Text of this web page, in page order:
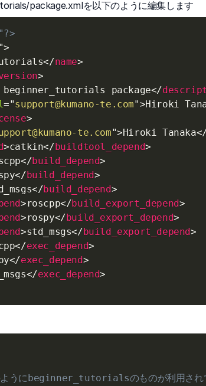
package.xmlを以下のように編集します
">
</name>
>
beginner_tutorials package</
="support@kumano-te.com">Hiroki
>
te.com">Hiroki Tanaka
>catkin</ buildtool_depend>
</build_depend>
</ build_depend>
</build_depend>
>roscpp</build_export_depend>
>rospy</ build_export_depend>
>std_msgs</ build_export_depend>
</exec_depend>
</exec_depend>
</exec_depend>
うにbeginner_tutorialsのものが利用され